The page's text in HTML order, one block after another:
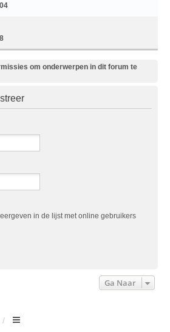
om onderwerpen in dit forum te
in de lijst met online gebruikers
Ga Naar